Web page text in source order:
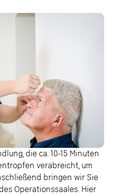
die ca. 10-15 Minuten
verabreicht, um
bringen wir Sie
Operationssaales. Hier